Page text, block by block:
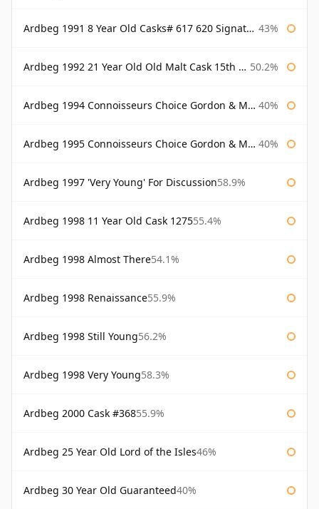
Ardbeg 1991 8 Year Old Casks# 617 620 Signatory 43%
Ardbeg 1992 21 Year Old Old Malt Cask 15th Anniversary Hunter Laing 50.2%
Ardbeg 1994 Connoisseurs Choice Gordon & Macphail 40%
Ardbeg 1995 Connoisseurs Choice Gordon & Macphail 40%
Ardbeg 1997 'Very Young' For Discussion58.9%
Ardbeg 1998 11 Year Old Cask 127555.4%
Ardbeg 1998 Almost There54.1%
Ardbeg 1998 Renaissance55.9%
Ardbeg 1998 Still Young56.2%
Ardbeg 1998 Very Young58.3%
Ardbeg 2000 Cask #36855.9%
Ardbeg 25 Year Old Lord of the Isles46%
Ardbeg 30 Year Old Guaranteed40%